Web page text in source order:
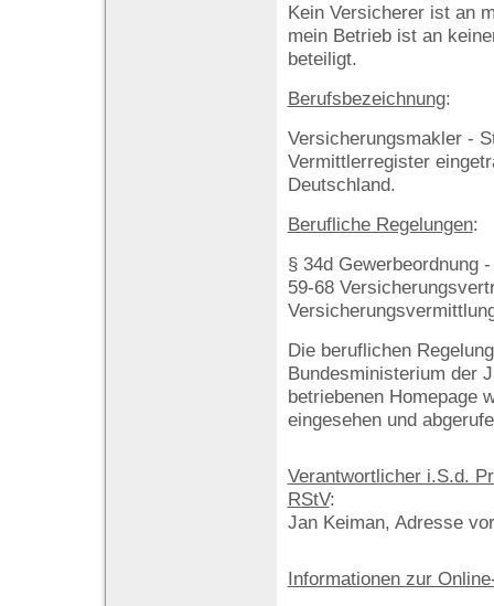
Kein Versicherer ist an
mein Betrieb ist an
beteiligt.
Berufsbezeichnung:
Versicherungsmakler -
Vermittlerregister
Deutschland.
Berufliche Regelungen:
§ 34d Gewerbeordnung
59-68
Die beruflichen
Bundesministerium der
betriebenen Homepage
eingesehen und
Verantwortlicher i.S.d.
RStV:
Jan Keiman, Adresse
Informationen zur